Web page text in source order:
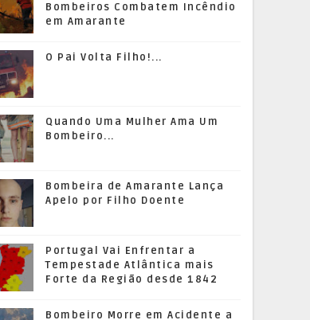
Bombeiros Combatem Incêndio
em Amarante
O Pai Volta Filho!...
Quando Uma Mulher Ama Um
Bombeiro...
Bombeira de Amarante Lança
Apelo por Filho Doente
Portugal Vai Enfrentar a
Tempestade Atlântica mais
Forte da Região desde 1842
Bombeiro Morre em Acidente a